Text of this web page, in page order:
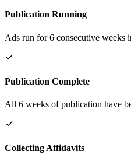
Publication Running
Ads run for 6 consecutive weeks
Publication Complete
All 6 weeks of publication have
Collecting Affidavits